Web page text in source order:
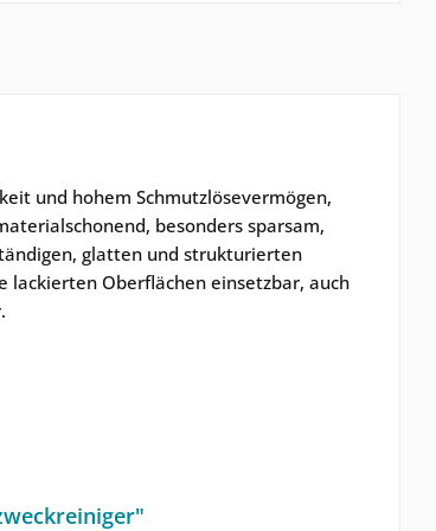
und hohem Schmutzlösevermögen,
besonders sparsam,
glatten und strukturierten
lackierten Oberflächen einsetzbar, auch